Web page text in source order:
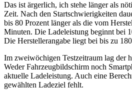
Das ist ärgerlich, ich stehe länger als
Zeit. Nach den Startschwierigkeiten
bis 80 Prozent länger als die vom
Minuten. Die Ladeleistung beginnt bei
Die Herstellerangabe liegt bei bis zu
Im zweiwöchigen Testzeitraum lag der
Weder Fahrzeugbildschirm noch
aktuelle Ladeleistung. Auch eine
gewählten Ladeziel fehlt.